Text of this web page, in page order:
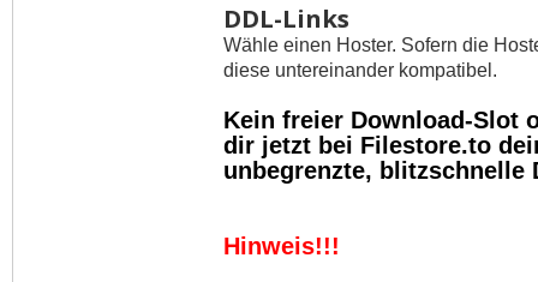
DDL-Links
Wähle einen Hoster. Sofern die
diese untereinander kompatibel.
Kein freier Download-Slot
dir jetzt bei Filestore.to
unbegrenzte, blitzschnelle
Hinweis!!!